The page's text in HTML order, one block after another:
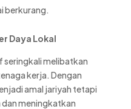
berkurang.
Daya Lokal
melibatkan
kerja. Dengan
amal jariyah tetapi
meningkatkan